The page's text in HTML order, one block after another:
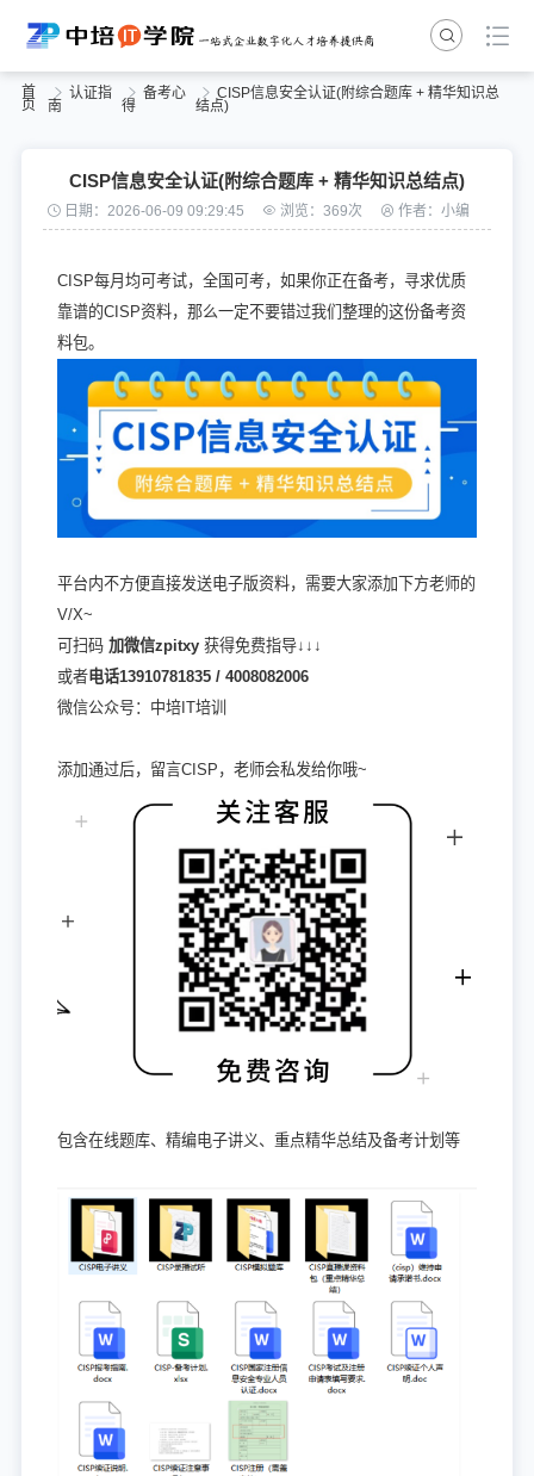
首
页
认证指
南
备考心
得
CISP信息安全认证(附综合题库 + 精华知识总
结点)
CISP信息安全认证(附综合题库 + 精华知识总结点)
日期：2026-06-09 09:29:45 浏览：369次 作者：小编
CISP每月均可考试，全国可考，如果你正在备考，寻求优质
靠谱的CISP资料，那么一定不要错过我们整理的这份备考资
料包。
平台内不方便直接发送电子版资料，需要大家添加下方老师的
V/X~
可扫码 加微信zpitxy获得免费指导↓↓↓
或者电话13910781835 / 4008082006
微信公众号：中培IT培训
添加通过后，留言CISP，老师会私发给你哦~
包含在线题库、精编电子讲义、重点精华总结及备考计划等